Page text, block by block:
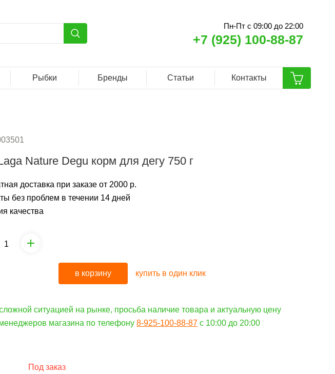
Пн-Пт с 09:00 до 22:00
+7 (925) 100-88-87
Рыбки Бренды Статьи Контакты
Nature Degu корм для дегу 750 г
доставка при заказе от 2000 р.
без проблем в течении 14 дней
качества
в корзину купить в один клик
ситуацией на рынке, просьба наличие товара и актуальную цену
магазина по телефону 8-925-100-88-87 c 10:00 до 20:00
Под заказ